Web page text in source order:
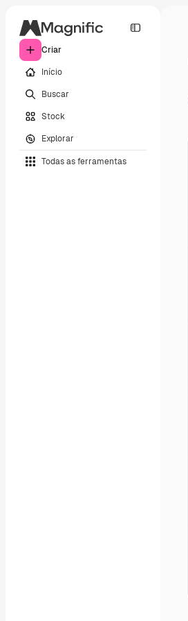
Criar
Início
Buscar
Stock
Explorar
Todas as ferramentas